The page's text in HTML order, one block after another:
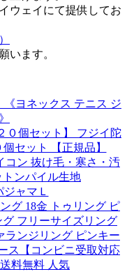
ウェイにて提供してお
います。
《ヨネックス テニス ジ
０個セット】 フジイ陀
セット 【正規品】
コン 抜け毛・寒さ・汚
ンパイル生地
ジャマＬ
グ 18金 トゥリング ピ
フリーサイズリング
ランジリング ピンキー
ス【コンビニ受取対応
料無料 人気